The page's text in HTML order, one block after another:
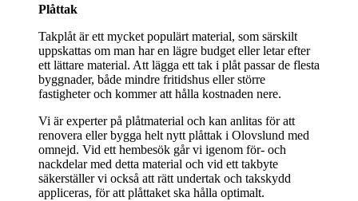
Plåttak
Takplåt är ett mycket populärt material, som särskilt
uppskattas om man har en lägre budget eller letar efter
ett lättare material. Att lägga ett tak i plåt passar de flesta
byggnader, både mindre fritidshus eller större
fastigheter och kommer att hålla kostnaden nere.
Vi är experter på plåtmaterial och kan anlitas för att
renovera eller bygga helt nytt plåttak i Olovslund med
omnejd. Vid ett hembesök går vi igenom för- och
nackdelar med detta material och vid ett takbyte
säkerställer vi också att rätt undertak och takskydd
appliceras, för att plåttaket ska hålla optimalt.